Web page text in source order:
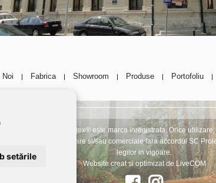
setările
Noi | Fabrica | Showroom | Produse | Portofoliu |
RO9235728. Prolematex® este marca inregistrata. Orice
in scopuri publicitare si/sau comerciale fara accordul SC
legilor in vigoare.
Website creat si optimizat de LiveCOM